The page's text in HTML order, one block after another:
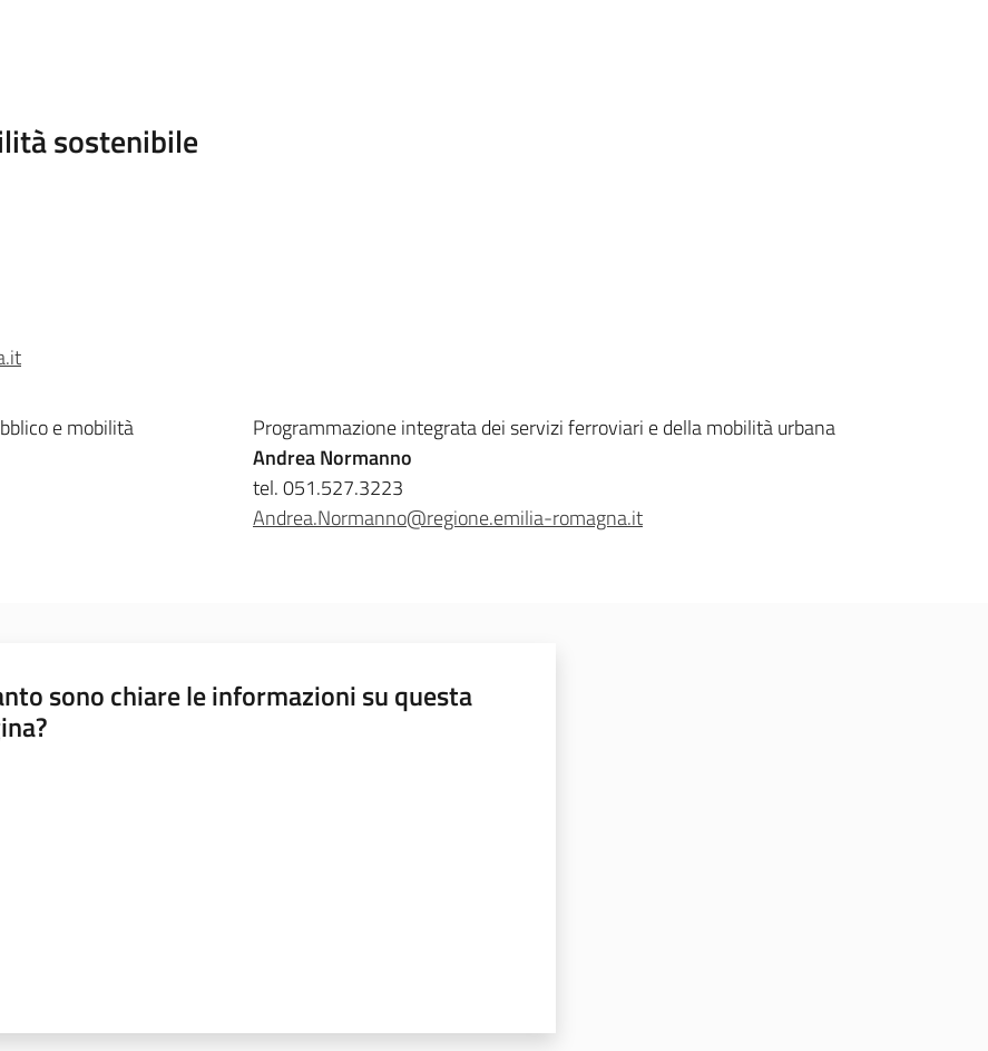
sostenibile
e mobilità
Programmazione integrata dei servizi ferroviari e della mobilità urbana
Andrea Normanno
tel. 051.527.3223
Andrea.Normanno@regione.emilia-romagna.it
sono chiare le informazioni su questa